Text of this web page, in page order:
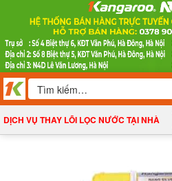
nội
dung
Tìm
kiếm:
DỊCH VỤ THAY LÕI LỌC NƯỚC TẠI NHÀ